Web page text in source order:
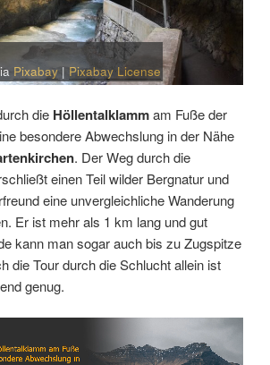
Pixabay|Pixabay License
die Höllentalklammam Fuße der
besondere Abwechslung in der Nähe
. Der Weg durch die
einen Teil wilder Bergnatur und
eine unvergleichliche Wanderung
Er ist mehr als 1 km lang und gut
kann man sogar auch bis zu Zugspitze
die Tour durch die Schlucht allein ist
genug.